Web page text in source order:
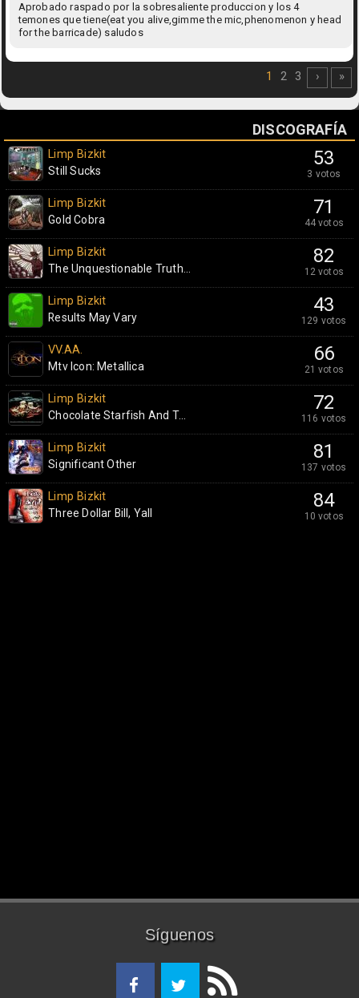
Aprobado raspado por la sobresaliente produccion y los 4
temones que tiene(eat you alive,gimme the mic,phenomenon y head
for the barricade) saludos
1 2 3 › »
DISCOGRAFÍA
53
3 votos
Limp Bizkit
Still Sucks
71
44 votos
Limp Bizkit
Gold Cobra
82
12 votos
Limp Bizkit
The Unquestionable Truth...
43
129 votos
Limp Bizkit
Results May Vary
66
21 votos
VV.AA.
Mtv Icon: Metallica
72
116 votos
Limp Bizkit
Chocolate Starfish And T...
81
137 votos
Limp Bizkit
Significant Other
84
10 votos
Limp Bizkit
Three Dollar Bill, Yall
Síguenos